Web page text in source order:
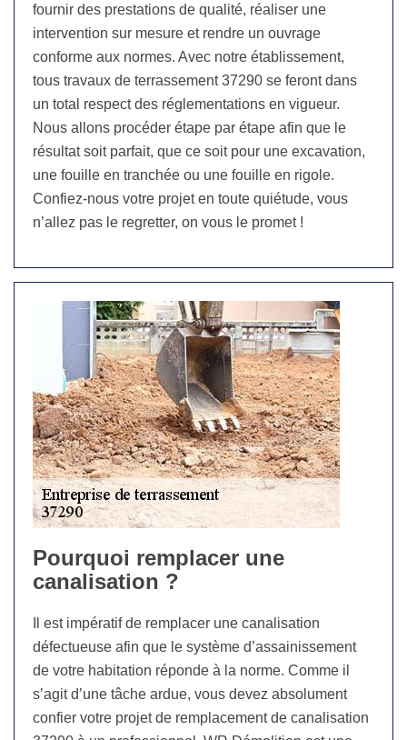
fournir des prestations de qualité, réaliser une
intervention sur mesure et rendre un ouvrage
conforme aux normes. Avec notre établissement,
tous travaux de terrassement 37290 se feront dans
un total respect des réglementations en vigueur.
Nous allons procéder étape par étape afin que le
résultat soit parfait, que ce soit pour une excavation,
une fouille en tranchée ou une fouille en rigole.
Confiez-nous votre projet en toute quiétude, vous
n’allez pas le regretter, on vous le promet !
Pourquoi remplacer une
canalisation ?
Il est impératif de remplacer une canalisation
défectueuse afin que le système d’assainissement
de votre habitation réponde à la norme. Comme il
s’agit d’une tâche ardue, vous devez absolument
confier votre projet de remplacement de canalisation